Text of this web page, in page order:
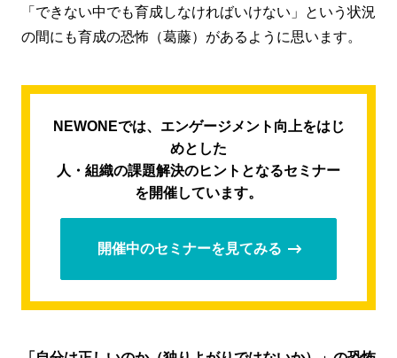
「できない中でも育成しなければいけない」という状況
の間にも育成の恐怖（葛藤）があるように思います。
NEWONEでは、エンゲージメント向上をはじ
めとした
人・組織の課題解決のヒントとなるセミナー
を開催しています。
開催中のセミナーを見てみる